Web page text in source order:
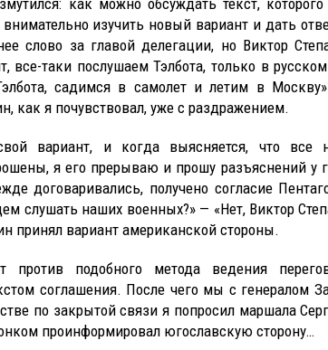
как можно обсуждать текст,
изучить новый вариант и дать
слово за главой делегации, но Виктор
все-таки послушаем Тэлбота, только в
садимся в самолет и летим в
как я почувствовал, уже с раздражением.
вариант, и когда выясняется, что все
я его прерываю и прошу разъяснений у
договаривались, получено согласие
слушать наших военных?» — «Нет, Виктор
вариант американской стороны.
против подобного метода ведения
соглашения. После чего мы с генералом
по закрытой связи я попросил маршала
проинформировал югославскую сторону…